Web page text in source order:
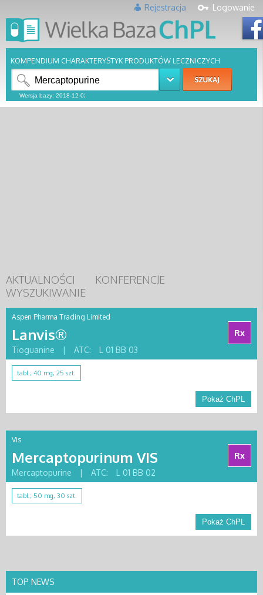
Logowanie
Rejestracja
KOMPENDIUM CHARAKTERYSTYK PRODUKTÓW LECZNICZYCH
AKTUALNOŚCI
KONFERENCJE
WYSZUKIWANIE
Aspen Pharma Trading Limited
Lanvis®
Rx
Tioguanine
| ATC: L 01 BB 03
tabl.; 40 mg, 25 szt.
Pokaż ChPL
Vis
Mercaptopurinum VIS
Rx
Mercaptopurine
| ATC: L 01 BB 02
tabl.; 50 mg, 30 szt.
Pokaż ChPL
TOP NEWS